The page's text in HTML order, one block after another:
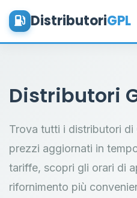
DistributoriGPL
Distributori
Trova tutti i distributori di
prezzi aggiornati in
tariffe, scopri gli orari di
rifornimento più